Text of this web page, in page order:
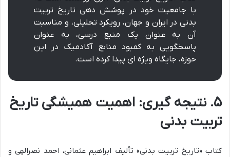
با جامعیت خود در پوشش دهی تاریخ تربیت
بدنی در ایران و جهان، رویکرد تحلیلی، و مناسبت
آن به عنوان یک منبع درسی، به عنوان
پاسخگویی به کمبود منابع آکادمیک در این
حوزه، جایگاه ویژه ای پیدا کرده است.
۵. نتیجه گیری: اهمیت همیشگی تاریخ
تربیت بدنی
کتاب «تاریخ تربیت بدنی» تألیف ابراهیم عثمانی، احمد نصرالهی و